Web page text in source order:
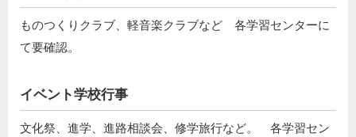
ものつくりクラブ、軽音楽クラブなど 各学習センターに
て要確認。
イベント学校行事
文化祭、進学、進路相談会、修学旅行など。 各学習セン